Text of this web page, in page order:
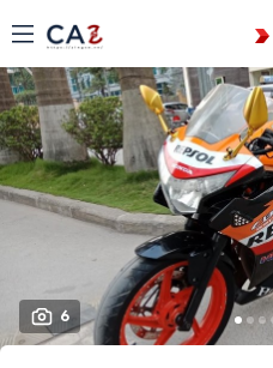
6